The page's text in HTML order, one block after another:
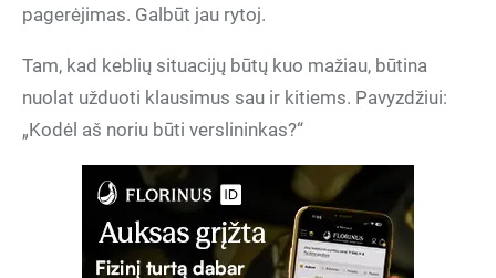
pagerėjimas. Galbūt jau rytoj.
Tam, kad keblių situacijų būtų kuo mažiau, būtina
nuolat užduoti klausimus sau ir kitiems. Pavyzdžiui:
„Kodėl aš noriu būti verslininkas?“